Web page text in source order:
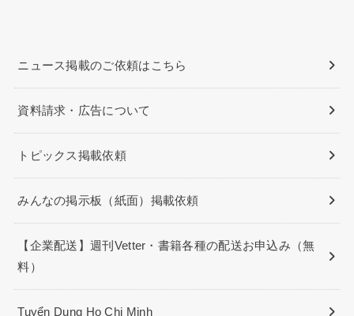
ニュース掲載のご依頼はこちら
資料請求・広告について
トピックス掲載依頼
みんなの掲示板（紙面）掲載依頼
【企業配送】週刊Vetter・書籍各種の配送お申込み（無
料）
Tuyển Dụng Ho Chi Minh